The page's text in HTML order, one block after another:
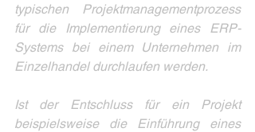
typischen Projektmanagementprozess
für die Implementierung eines ERP-
Systems bei einem Unternehmen im
Einzelhandel durchlaufen werden.
Ist der Entschluss für ein Projekt
beispielsweise die Einführung eines